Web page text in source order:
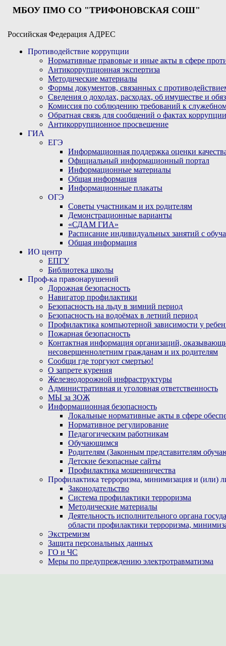
МБОУ ПМО СО "ТРИФОНОВСКАЯ СОШ"
Российская Федерация АДРЕС
Противодействие коррупции
Нормативные правовые и иные акты в сфере
Антикоррупционная экспертиза
Методические материалы
Формы документов, связанных с
Сведения о доходах, расходах, об имуществе и
Комиссия по соблюдению требований к
Обратная связь для сообщений о фактах коррупции
Антикоррупционное просвещение
ГИА
ЕГЭ
Информационная поддержка оценки
Официальный информационный портал
Информационные материалы
Общая информация
Информационные плакаты
ОГЭ
Советы участникам и их родителям
Демонстрационные варианты
«СДАМ ГИА»
Расписание индивидуальных занятий с
Общая информация
ИО центр
ЕПГУ
Библиотека школы
Проф-ка правонарушений
Дорожная безопасность
Навигатор профилактики
Безопасность на льду в зимний период
Безопасность на водоёмах в летний период
Профилактика компьютерной зависимости у
Пожарная безопасность
Контактная информация организаций,
несовершеннолетним гражданам и их родителям
Сообщи где торгуют смертью!
О запрете курения
Железнодорожной инфраструктуры
Административная и уголовная ответственность
МЫ за ЗОЖ
Информационная безопасность
Локальные нормативные акты в сфере
Нормативное регулирование
Педагогическим работникам
Обучающимся
Родителям (Законным представителям
Детские безопасные сайты
Профилактика мошенничества
Профилактика терроризма, минимизация и (или)
Законодательство
Система профилактики терроризма
Методические материалы
Деятельность исполнительного органа
области профилактики терроризма,
Экстремизм
Защита персональных данных
ГО и ЧС
Меры по предупреждению электротравматизма